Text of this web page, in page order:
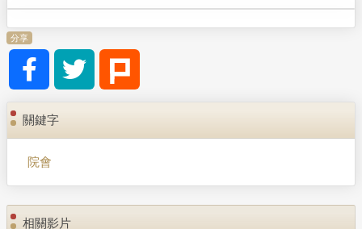
e
分享
關鍵字
院會
相關影片